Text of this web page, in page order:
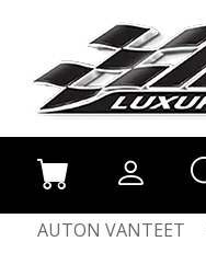
AUTON VANTEET